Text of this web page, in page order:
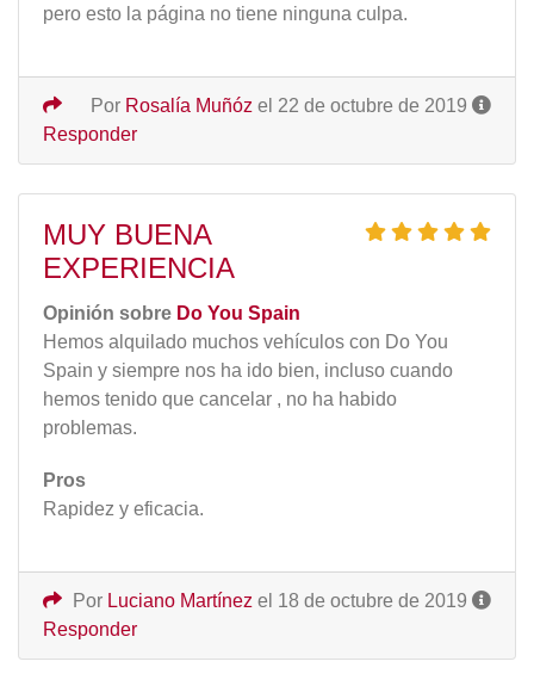
pero esto la página no tiene ninguna culpa.
Por Rosalía Muñóz el 22 de octubre de 2019
Responder
MUY BUENA
EXPERIENCIA
Opinión sobre Do You Spain
Hemos alquilado muchos vehículos con Do You
Spain y siempre nos ha ido bien, incluso cuando
hemos tenido que cancelar , no ha habido
problemas.
Pros
Rapidez y eficacia.
Por Luciano Martínez el 18 de octubre de 2019
Responder